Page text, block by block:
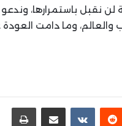
نقبل باستمرارها،
والعالم، وما دامت
مشاركة عبر البريد